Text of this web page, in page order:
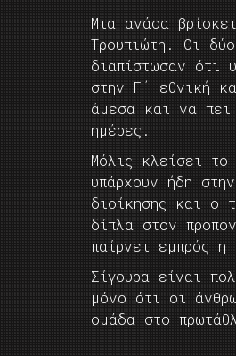
Μια ανάσα
Τρουπιώτη. Οι
διαπίστωσαν ότι
στην Γ΄ εθνική
άμεσα και να
ημέρες.
Μόλις κλείσει
υπάρχουν ήδη
διοίκησης και ο
δίπλα στον
παίρνει εμπρός
Σίγουρα είναι
μόνο ότι οι
ομάδα στο